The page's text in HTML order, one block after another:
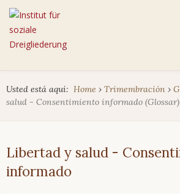
Usted está aquí: Home › Trimembración ›
salud - Consentimiento informado (Glossar)
Libertad y salud -
informado